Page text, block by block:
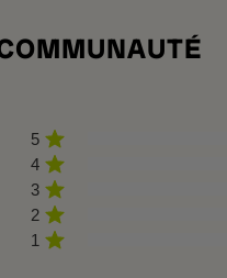
5
4
3
2
1